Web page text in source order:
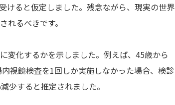
けると仮定しました。残念ながら、現実の世界
るべきです。
変化するかを示しました。例えば、45歳から
視鏡検査を1回しか実施しなかった場合、検診
少すると推定されました。